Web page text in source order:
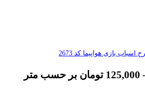
بازی هواپیما کد 2673
125,000 تومان بر حسب متر